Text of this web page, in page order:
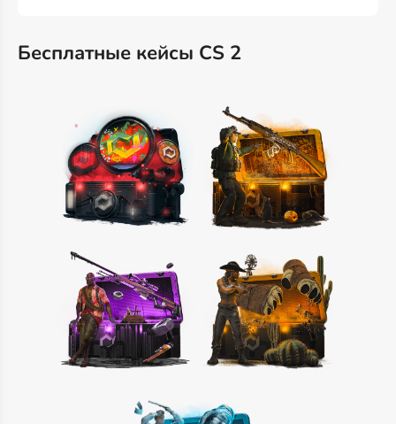
Бесплатные кейсы CS 2